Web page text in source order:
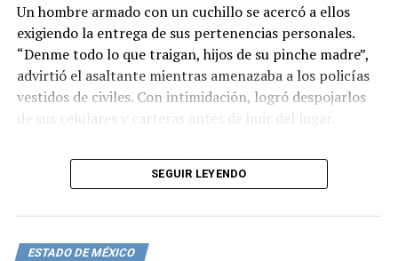
Un hombre armado con un cuchillo se acercó a ellos
exigiendo la entrega de sus pertenencias personales.
“Denme todo lo que traigan, hijos de su pinche madre”,
advirtió el asaltante mientras amenazaba a los policías
vestidos de civiles. Con intimidación, logró despojarlos
de sus celulares y carteras antes de huir del lugar.
Según la carpeta de investigación abierta por la Fiscalía
General de Justicia de la Ciudad de México, los afectados,
investigación bajo la categoría de robo calificado. Este
incidente se suma a otros ataques a elementos de la SSC
SEGUIR LEYENDO
ESTADO DE MÉXICO